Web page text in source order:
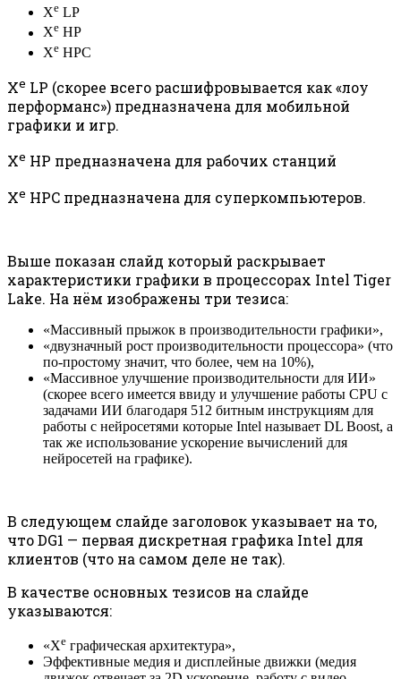
Xe LP
Xe HP
Xe HPC
Xe LP (скорее всего расшифровывается как «лоу
перформанс») предназначена для мобильной
графики и игр.
Xe HP предназначена для рабочих станций
Xe HPC предназначена для суперкомпьютеров.
Выше показан слайд который раскрывает
характеристики графики в процессорах Intel Tiger
Lake. На нём изображены три тезиса:
«Массивный прыжок в производительности графики»,
«двузначный рост производительности процессора» (что
по-простому значит, что более, чем на 10%),
«Массивное улучшение производительности для ИИ»
(скорее всего имеется ввиду и улучшение работы CPU с
задачами ИИ благодаря 512 битным инструкциям для
работы с нейросетями которые Intel называет DL Boost, а
так же использование ускорение вычислений для
нейросетей на графике).
В следующем слайде заголовок указывает на то,
что DG1 — первая дискретная графика Intel для
клиентов (что на самом деле не так).
В качестве основных тезисов на слайде
указываются:
«Xe графическая архитектура»,
Эффективные медия и дисплейные движки (медия